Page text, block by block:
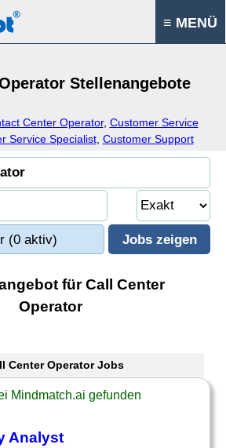
≡ MENÜ
Stellenangebote
Center Operator, Customer Service
Service Specialist, Customer Support
Specialist
(0 aktiv)
für Call Center
Operator
Center Operator Jobs
Mindmatch.ai gefunden
Analyst